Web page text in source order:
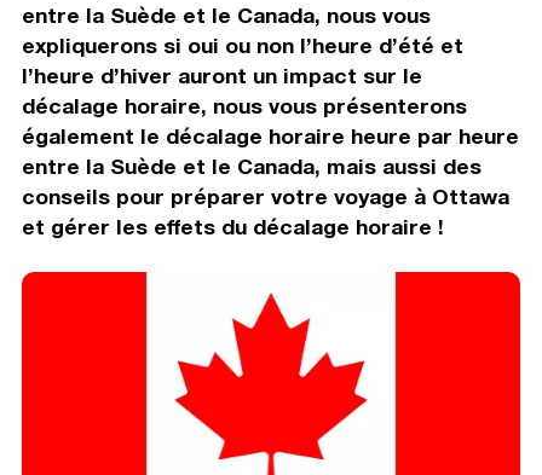
entre la Suède et le Canada, nous vous
expliquerons si oui ou non l’heure d’été et
l’heure d’hiver auront un impact sur le
décalage horaire, nous vous présenterons
également le décalage horaire heure par heure
entre la Suède et le Canada, mais aussi des
conseils pour préparer votre voyage à Ottawa
et gérer les effets du décalage horaire !